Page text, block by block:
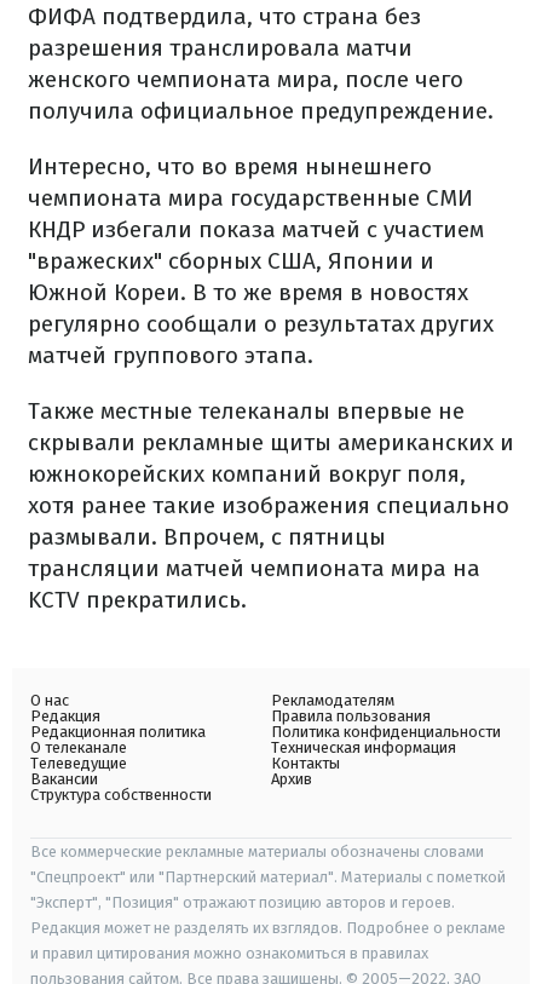
ФИФА подтвердила, что страна без
разрешения транслировала матчи
женского чемпионата мира, после чего
получила официальное предупреждение.
Интересно, что во время нынешнего
чемпионата мира государственные СМИ
КНДР избегали показа матчей с участием
"вражеских" сборных США, Японии и
Южной Кореи. В то же время в новостях
регулярно сообщали о результатах других
матчей группового этапа.
Также местные телеканалы впервые не
скрывали рекламные щиты американских и
южнокорейских компаний вокруг поля,
хотя ранее такие изображения специально
размывали. Впрочем, с пятницы
трансляции матчей чемпионата мира на
KCTV прекратились.
О нас
Редакция
Редакционная политика
О телеканале
Телеведущие
Вакансии
Структура собственности
Рекламодателям
Правила пользования
Политика конфиденциальности
Техническая информация
Контакты
Архив
Все коммерческие рекламные материалы обозначены словами
"Спецпроект" или "Партнерский материал". Материалы с пометкой
"Эксперт", "Позиция" отражают позицию авторов и героев.
Редакция может не разделять их взглядов. Подробнее о рекламе
и правил цитирования можно ознакомиться в правилах
пользования сайтом. Все права защищены. © 2005—2022, ЗАО